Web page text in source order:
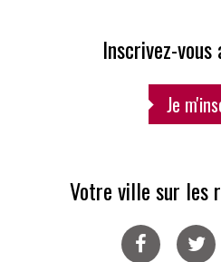
Inscrivez-
Je
Votre ville sur les